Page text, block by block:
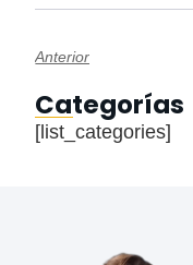
Anterior
Categorías
[list_categories]